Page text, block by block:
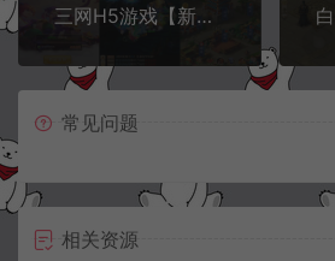
三网H5游戏【新版西游之取经之路】7月最新整理Linux手工服务端+两个大区+GM分级授权后台+安卓+详细搭建教程
常见问题
相关资源